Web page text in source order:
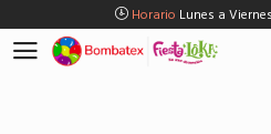
Horario Lunes a Viernes
HorarioSábados